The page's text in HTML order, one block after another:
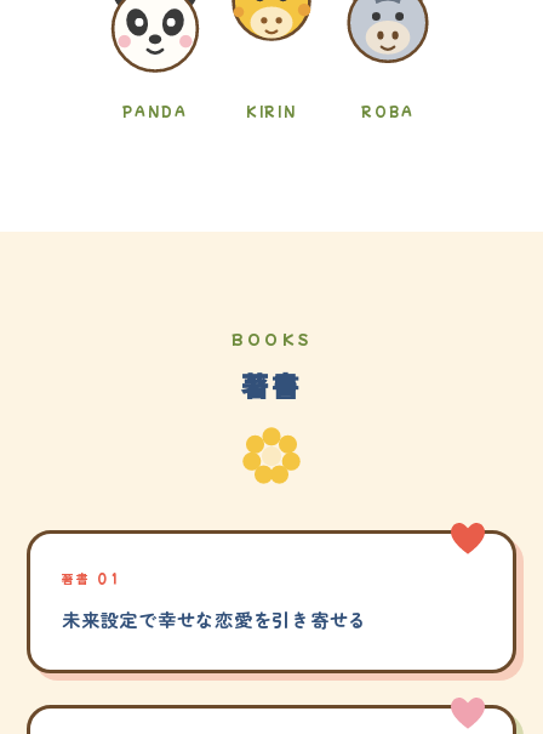
PANDA KIRIN ROBA
BOOKS
著書
著書 01
未来設定で幸せな恋愛を引き寄せる